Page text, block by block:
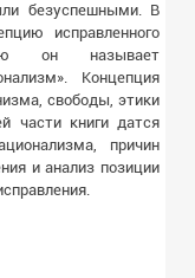
безуспешными. В
исправленного
он называет
Концепция
свободы, этики
части книги датся
причин
и анализ позиции